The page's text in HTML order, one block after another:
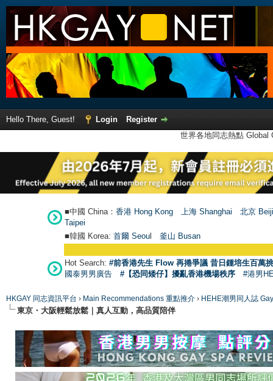
Hello There, Guest! Login
Register
世界各地同志熱點
■中國 China： 香港 Hong Kong 上海 Shanghai
北京
Taipei
■韓國 Korea: 首爾 Seoul 釜山 Busan
Hot Search: #前香港先生 Flow 再捲爭議 昔日鍾培生百萬
國泰男男廣告
#【恐同矮仔】擾亂香港機場秩序 #港男
HKGAY 同志資訊平台 › Main Recommendations 重點推介 › HEHE潮男同人誌
東京・大阪輕鬆放鬆｜真人互動，高品質陪伴